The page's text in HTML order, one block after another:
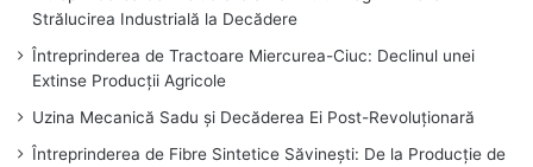
Strălucirea Industrială la Decădere
Întreprinderea de Tractoare Miercurea-Ciuc: Declinul unei
Extinse Producții Agricole
Uzina Mecanică Sadu și Decăderea Ei Post-Revoluționară
Întreprinderea de Fibre Sintetice Săvinești: De la Producție de